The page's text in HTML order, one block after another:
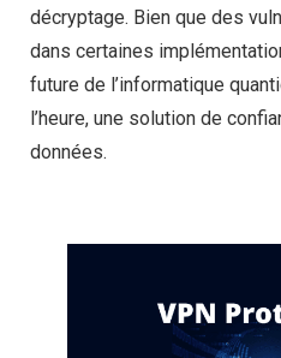
décryptage. Bien que des
dans certaines
future de l’informatique
l’heure, une solution de
données.